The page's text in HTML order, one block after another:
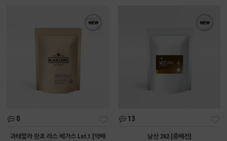
0
과테말라 란초 라스 베가스 Lot.1 [약배
13
남산 262 [중배전]